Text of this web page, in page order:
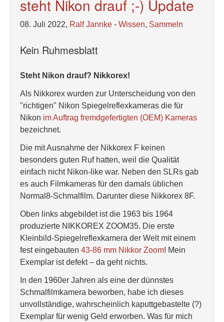
steht Nikon drauf ;-) Update
08. Juli 2022, Ralf Jannke - Wissen, Sammeln
Kein Ruhmesblatt
Steht Nikon drauf? Nikkorex!
Als Nikkorex wurden zur Unterscheidung von den
"richtigen" Nikon Spiegelreflexkameras die für
Nikon im Auftrag fremdgefertigten (OEM) Kameras
bezeichnet.
Die mit Ausnahme der Nikkorex F keinen
besonders guten Ruf hatten, weil die Qualität
einfach nicht Nikon-like war. Neben den SLRs gab
es auch Filmkameras für den damals üblichen
Normal8-Schmalfilm. Darunter diese Nikkorex 8F.
Oben links abgebildet ist die 1963 bis 1964
produzierte NIKKOREX ZOOM35. Die erste
Kleinbild-Spiegelreflexkamera der Welt mit einem
fest eingebauten 43-86 mm Nikkor Zoom! Mein
Exemplar ist defekt – da geht nichts.
In den 1960er Jahren als eine der dünnstes
Schmalfilmkamera beworben, habe ich dieses
unvollständige, wahrscheinlich kaputtgebastelte (?)
Exemplar für wenig Geld erworben. Was für mich